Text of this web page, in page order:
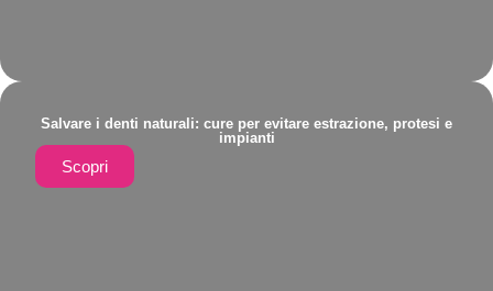
Salvare i denti naturali: cure per evitare estrazione, protesi e
impianti
Scopri